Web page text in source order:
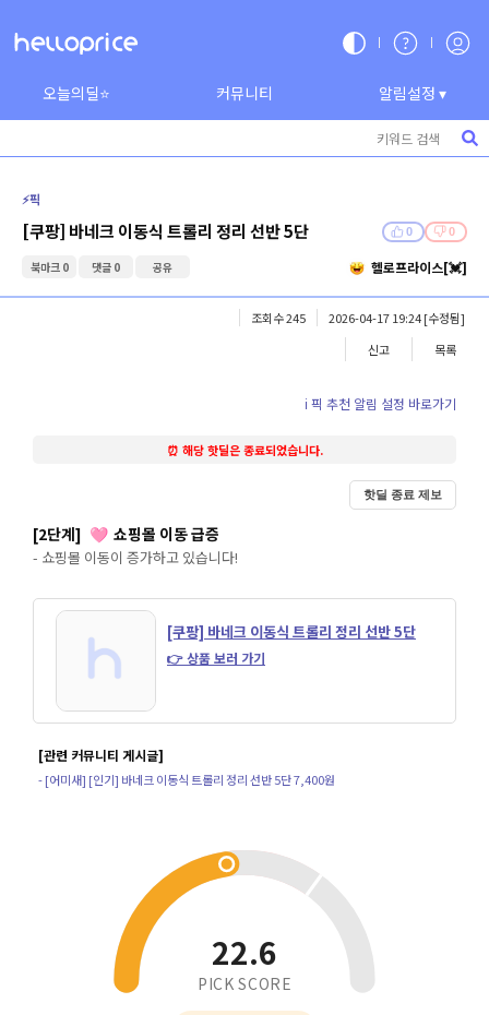
오늘의딜⭐ 커뮤니티 알림설정 ▾
⚡️픽
[쿠팡] 바네크 이동식 트롤리 정리 선반 5단 0 0
북마크 0 댓글 0 공유 헬로프라이스[💓]
조회수 245 2026-04-17 19:24[수정됨]
신고
목록
ℹ️ 픽 추천 알림 설정 바로가기
⏰ 해당 핫딜은 종료되었습니다.
핫딜 종료 제보
[2단계] 🩷 쇼핑몰 이동 급증
- 쇼핑몰 이동이 증가하고 있습니다!
[쿠팡] 바네크 이동식 트롤리 정리 선반 5단
👉 상품 보러 가기
[관련 커뮤니티 게시글]
- [어미새] [인기] 바네크 이동식 트롤리 정리 선반 5단 7,400원
22.6
PICK SCORE